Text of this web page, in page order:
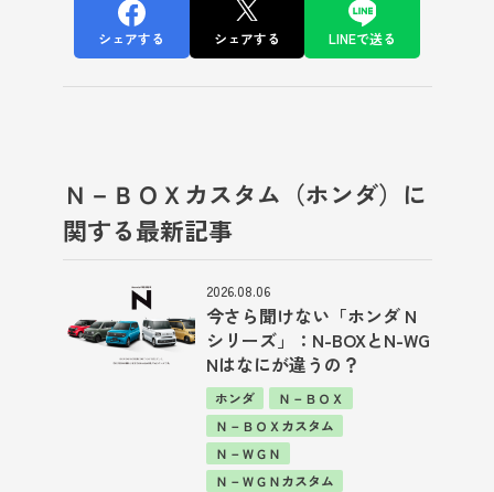
シェアする シェアする LINEで送る
Ｎ－ＢＯＸカスタム（ホンダ）に
関する最新記事
2026.08.06
今さら聞けない「ホンダ N
シリーズ」：N-BOXとN-WG
Nはなにが違うの？
ホンダ
Ｎ－ＢＯＸ
Ｎ－ＢＯＸカスタム
Ｎ－ＷＧＮ
Ｎ－ＷＧＮカスタム